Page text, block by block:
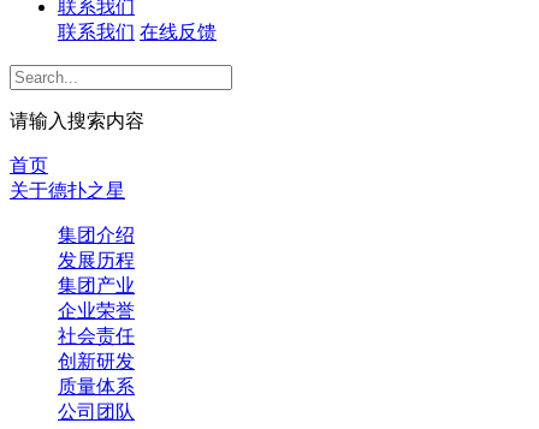
联系我们
联系我们 在线反馈
请输入搜索内容
首页
关于德扑之星
集团介绍
发展历程
集团产业
企业荣誉
社会责任
创新研发
质量体系
公司团队